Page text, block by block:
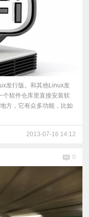
发行版。和其他Linux发
个软件仓库里直接安装软
方，它有众多功能，比如
2013-07-16 14:12
0